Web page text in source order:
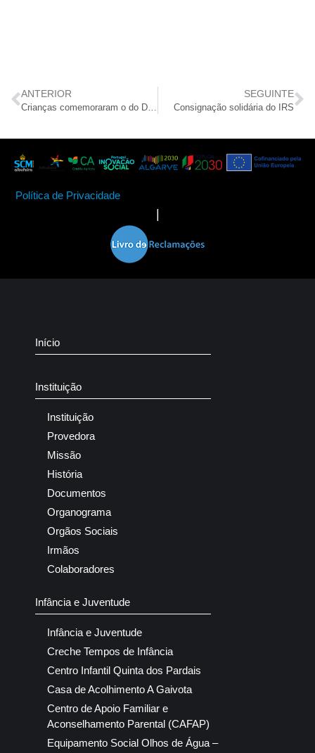
ANTERIOR
Crianças comemoraram o do Dia do Pai
SEGUINTE
Consignação solidária do IRS
Política de Privacidade
|
Início
Instituição
Instituição
Provedora
Missão
História
Documentos
Organograma
Orgãos Sociais
Irmãos
Colaboradores
Infância e Juventude
Infância e Juventude
Creche Tempos de Infância
Centro Infantil Quinta dos Pardais
Casa de Acolhimento A Gaivota
Centro de Apoio Familiar e
Aconselhamento Parental (CAFAP)
Equipamento Social Olhos de Água –